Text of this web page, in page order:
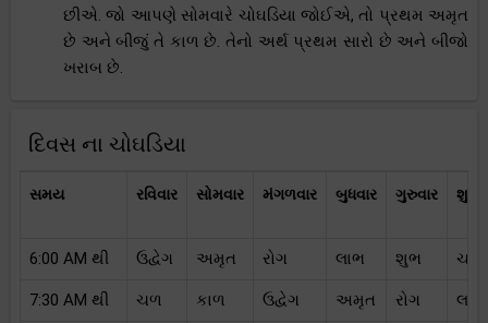
છીએ. જો આપણે સોમવારે ચોઘડિયા જોઈએ, તો પ્રથમ અમૃત
છે અને બીજું તે કાળ છે. તેનો અર્થ પ્રથમ સારો છે અને બીજો
ખરાબ છે.
દિવસ ના ચોઘડિયા
સમય રવિવાર સોમવાર મંગળવાર બુધવાર ગુરુવાર
6:00 AM થી ઉદ્વેગ અમૃત રોગ લાભ શુભ ચળ
7:30 AM થી ચળ કાળ ઉદ્વેગ અમૃત રોગ લાભ